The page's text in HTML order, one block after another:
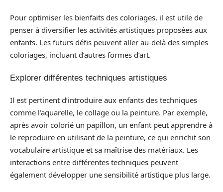
Pour optimiser les bienfaits des coloriages, il est utile de
penser à diversifier les activités artistiques proposées aux
enfants. Les futurs défis peuvent aller au-delà des simples
coloriages, incluant d’autres formes d’art.
Explorer différentes techniques artistiques
Il est pertinent d’introduire aux enfants des techniques
comme l’aquarelle, le collage ou la peinture. Par exemple,
après avoir colorié un papillon, un enfant peut apprendre à
le reproduire en utilisant de la peinture, ce qui enrichit son
vocabulaire artistique et sa maîtrise des matériaux. Les
interactions entre différentes techniques peuvent
également développer une sensibilité artistique plus large.